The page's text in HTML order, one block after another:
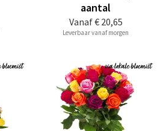
Vanaf€ 20,65
aantal
Leverbaar vanaf morgen